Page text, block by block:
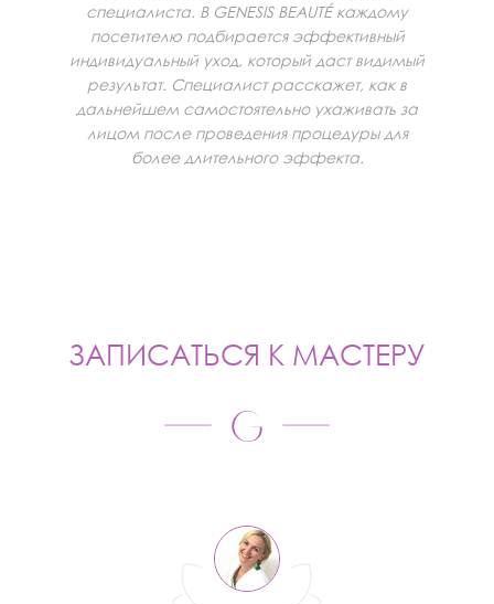
специалиста. В GENESIS BEAUTÉ каждому
посетителю подбирается эффективный
индивидуальный уход, который даст видимый
результат. Специалист расскажет, как в
дальнейшем самостоятельно ухаживать за
лицом после проведения процедуры для
более длительного эффекта.
ЗАПИСАТЬСЯ К МАСТЕРУ